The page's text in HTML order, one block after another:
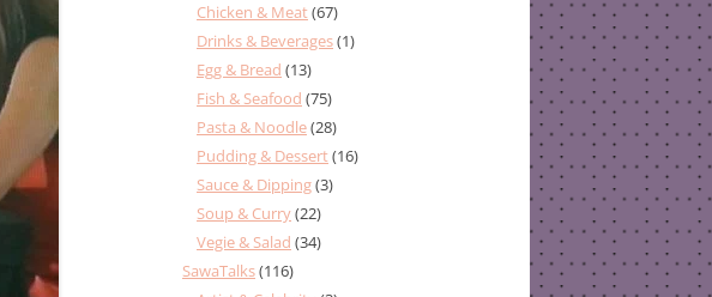
Chicken & Meat(67)
Drinks & Beverages(1)
Egg & Bread (13)
Fish & Seafood (75)
Pasta & Noodle(28)
Pudding & Dessert(16)
Sauce & Dipping(3)
Soup & Curry(22)
Vegie & Salad (34)
SawaTalks(116)